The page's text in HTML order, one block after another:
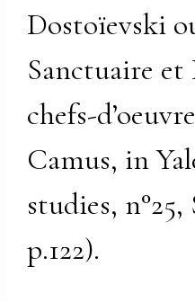
Dostoïevski
Sanctuaire et
chefs-
Camus, in
studies,
p.122).